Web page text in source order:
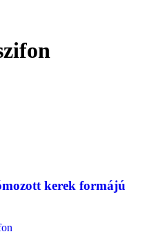
kerek formájú